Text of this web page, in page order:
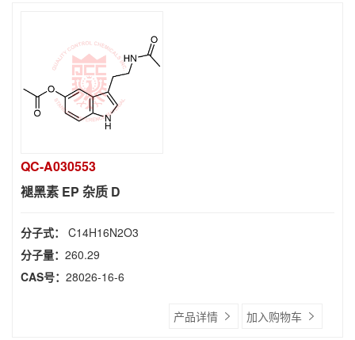
QC-A030553
褪黑素 EP 杂质 D
分子式： C14H16N2O3
分子量： 260.29
CAS号： 28026-16-6
产品详情 加入购物车